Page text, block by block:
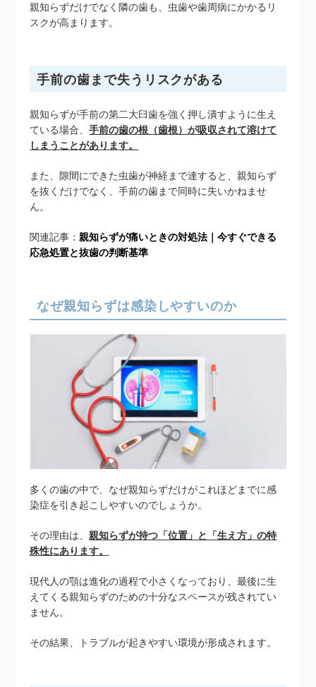
親知らずだけでなく隣の歯も、虫歯や歯周病にかかるリ
スクが高まります。
手前の歯まで失うリスクがある
親知らずが手前の第二大臼歯を強く押し潰すように生え
ている場合、手前の歯の根（歯根）が吸収されて溶けて
しまうことがあります。
また、隙間にできた虫歯が神経まで達すると、親知らず
を抜くだけでなく、手前の歯まで同時に失いかねませ
ん。
関連記事：親知らずが痛いときの対処法｜今すぐできる
応急処置と抜歯の判断基準
なぜ親知らずは感染しやすいのか
多くの歯の中で、なぜ親知らずだけがこれほどまでに感
染症を引き起こしやすいのでしょうか。
その理由は、親知らずが持つ「位置」と「生え方」の特
殊性にあります。
現代人の顎は進化の過程で小さくなっており、最後に生
えてくる親知らずのための十分なスペースが残されてい
ません。
その結果、トラブルが起きやすい環境が形成されます。